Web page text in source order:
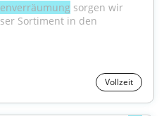
sorgen wir
Sortiment in den
Vollzeit